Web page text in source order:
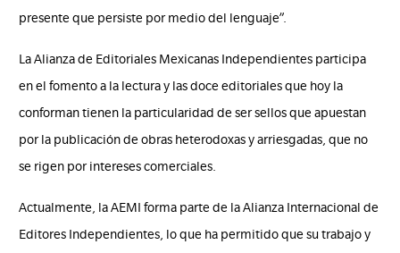
presente que persiste por medio del lenguaje”.
La Alianza de Editoriales Mexicanas Independientes participa
en el fomento a la lectura y las doce editoriales que hoy la
conforman tienen la particularidad de ser sellos que apuestan
por la publicación de obras heterodoxas y arriesgadas, que no
se rigen por intereses comerciales.
Actualmente, la AEMI forma parte de la Alianza Internacional de
Editores Independientes, lo que ha permitido que su trabajo y